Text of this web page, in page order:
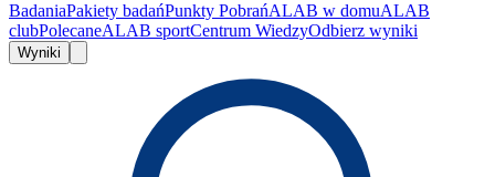
BadaniaPakiety badańPunkty PobrańALAB w domuALAB
clubPolecaneALAB sportCentrum WiedzyOdbierz wyniki
Wyniki